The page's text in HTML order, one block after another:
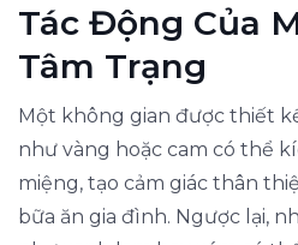
Tác Động Của
Tâm Trạng
Một không gian được thiết
như vàng hoặc cam có thể
miệng, tạo cảm giác thân
bữa ăn gia đình. Ngược lại,